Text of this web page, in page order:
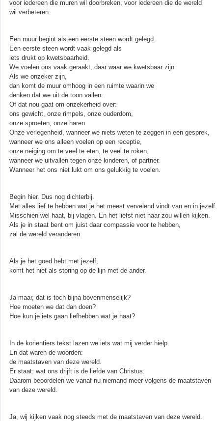
voor iedereen die muren wil doorbreken, voor iedereen die de wereld
wil verbeteren.
Een muur begint als een eerste steen wordt gelegd.
Een eerste steen wordt vaak gelegd als
iets drukt op kwetsbaarheid.
We voelen ons vaak geraakt, daar waar we kwetsbaar zijn.
Als we onzeker zijn,
dan komt de muur omhoog in een ruimte waarin we
denken dat we uit de toon vallen.
Of dat nou gaat om onzekerheid over:
ons gewicht, onze rimpels, onze ouderdom,
onze sproeten, onze haren.
Onze verlegenheid, wanneer we niets weten te zeggen in een gesprek,
wanneer we ons alleen voelen op een receptie,
onze neiging om te veel te eten, te veel te roken,
wanneer we uitvallen tegen onze kinderen, of partner.
Wanneer het ons niet lukt om ons gelukkig te voelen.
Begin hier. Dus nog dichterbij.
Met alles lief te hebben wat je het meest vervelend vindt van en in jezelf.
Misschien wel haat, bij vlagen. En het liefst niet naar zou willen kijken.
Als je in staat bent om juist daar compassie voor te hebben,
zal de wereld veranderen.
Als je het goed hebt met jezelf,
komt het niet als storing op de lijn met de ander.
Ja maar, dat is toch bijna bovenmenselijk?
Hoe moeten we dat dan doen?
Hoe kun je iets gaan liefhebben wat je haat?
In de korientiers tekst lazen we iets wat mij verder hielp.
En dat waren de woorden:
de maatstaven van deze wereld.
Er staat: wat ons drijft is de liefde van Christus.
Daarom beoordelen we vanaf nu niemand meer volgens de maatstaven
van deze wereld.
Ja, wij kijken vaak nog steeds met de maatstaven van deze wereld.